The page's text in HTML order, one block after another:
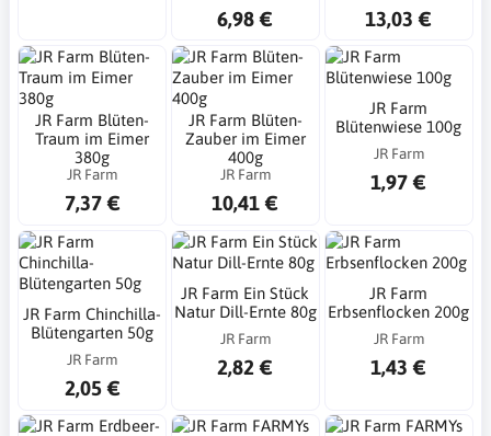
6,98 € 13,03 €
JR Farm Blüten-
Traum im Eimer
380g
JR Farm
7,37 €
JR Farm Blüten-
Zauber im Eimer
400g
JR Farm
10,41 €
JR Farm
Blütenwiese 100g
JR Farm
1,97 €
JR Farm Chinchilla-
Blütengarten 50g
JR Farm
2,05 €
JR Farm Ein Stück
Natur Dill-Ernte 80g
JR Farm
2,82 €
JR Farm
Erbsenflocken 200g
JR Farm
1,43 €